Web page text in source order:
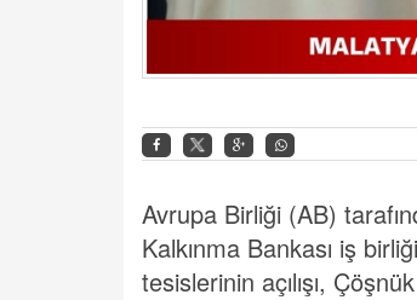
Avrupa Birliği (AB)
Kalkınma Bankası iş
tesislerinin açılışı,